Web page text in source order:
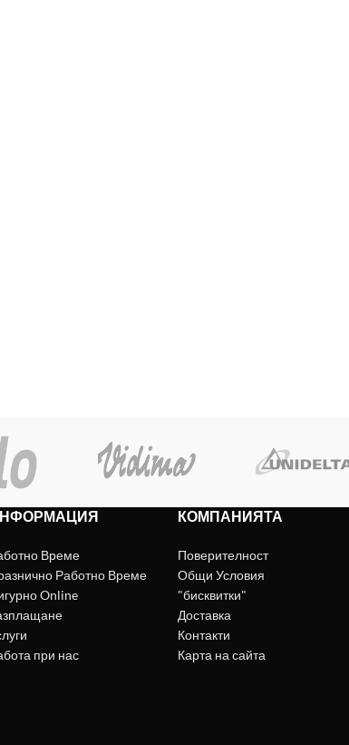
Време
Работно Време
Online
при нас
КОМПАНИЯТА
Поверителност
Общи Условия
"бисквитки"
Доставка
Контакти
Карта на сайта